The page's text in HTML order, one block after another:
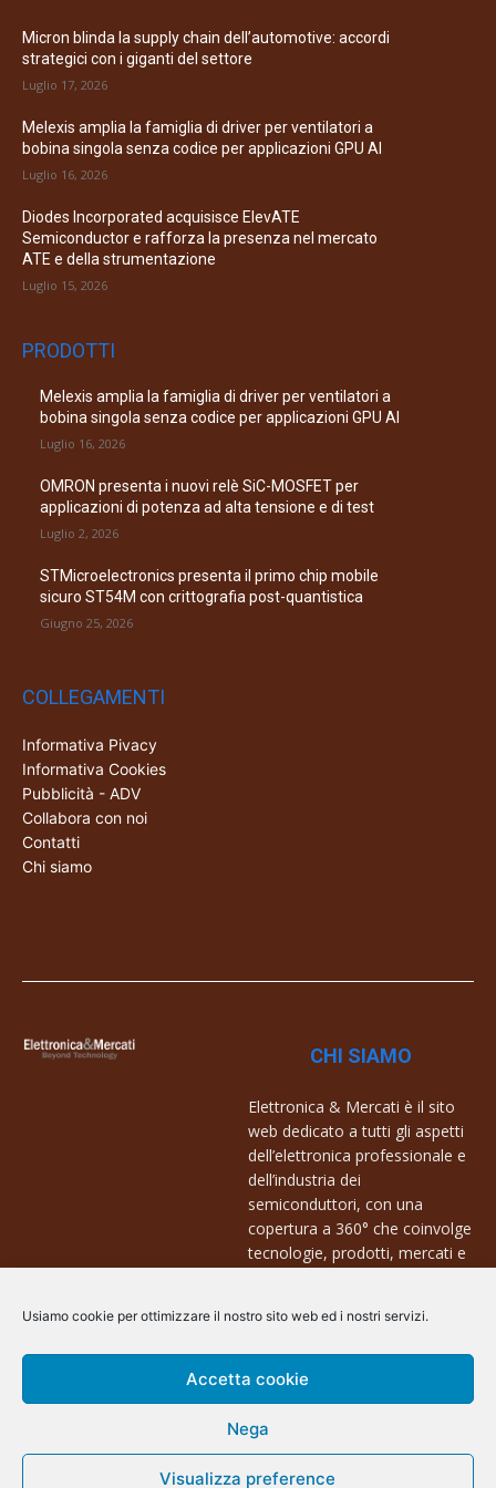
Usiamo cookie per ottimizzare il nostro sito web ed i nostri servizi.
Accetta cookie
Nega
Visualizza preference
Micron blinda la supply chain dell’automotive: accordi
strategici con i giganti del settore
Luglio 17, 2026
Melexis amplia la famiglia di driver per ventilatori a
bobina singola senza codice per applicazioni GPU AI
Luglio 16, 2026
Diodes Incorporated acquisisce ElevATE
Semiconductor e rafforza la presenza nel mercato
ATE e della strumentazione
Luglio 15, 2026
PRODOTTI
Melexis amplia la famiglia di driver per ventilatori a
bobina singola senza codice per applicazioni GPU AI
Luglio 16, 2026
OMRON presenta i nuovi relè SiC-MOSFET per
applicazioni di potenza ad alta tensione e di test
Luglio 2, 2026
STMicroelectronics presenta il primo chip mobile
sicuro ST54M con crittografia post-quantistica
Giugno 25, 2026
COLLEGAMENTI
Informativa Pivacy
Informativa Cookies
Pubblicità - ADV
Collabora con noi
Contatti
Chi siamo
CHI SIAMO
Elettronica & Mercati è il sito
web dedicato a tutti gli aspetti
dell’elettronica professionale e
dell’industria dei
semiconduttori, con una
copertura a 360° che coinvolge
tecnologie, prodotti, mercati e
Contatti:
info@arscommunication.it
@ArsCommunication 2023